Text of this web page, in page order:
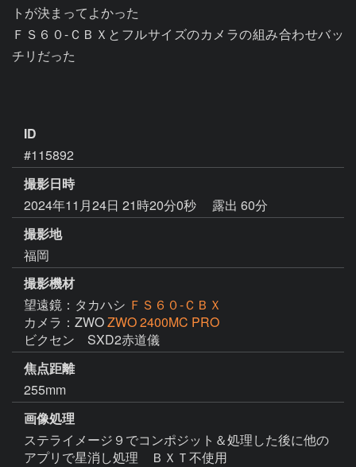
トが決まってよかった
ＦＳ６０-ＣＢＸとフルサイズのカメラの組み合わせバッ
チリだった
ID
#115892
撮影日時
2024年11月24日 21時20分0秒
露出 60分
撮影地
福岡
撮影機材
望遠鏡：タカハシ ＦＳ６０-ＣＢＸ
カメラ：ZWOZWO 2400MC PRO
ビクセン　SXD2赤道儀
焦点距離
255mm
画像処理
ステライメージ９でコンポジット＆処理した後に他の
アプリで星消し処理　ＢＸＴ不使用